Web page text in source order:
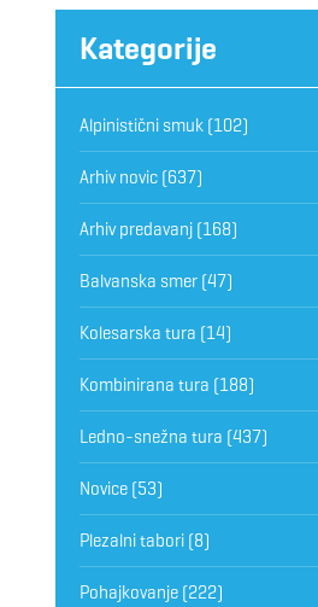
Kategorije
Alpinistični smuk(102)
Arhiv novic(637)
Arhiv predavanj(168)
Balvanska smer(47)
Kolesarska tura (14)
Kombinirana tura (188)
Ledno-snežna tura (437)
Novice(53)
Plezalni tabori(8)
Pohajkovanje(222)